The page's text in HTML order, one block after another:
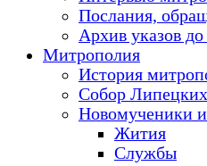
Послания,
Архив указов
Митрополия
История
Собор
Новомученики
Жития
Службы